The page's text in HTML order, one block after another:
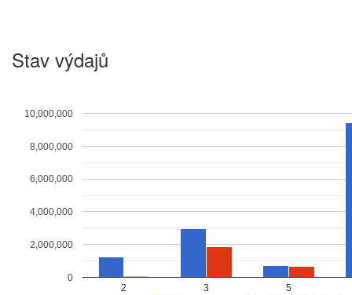
Stav výdajů
2 3 5
0
2,000,000
4,000,000
6,000,000
8,000,000
10,000,000